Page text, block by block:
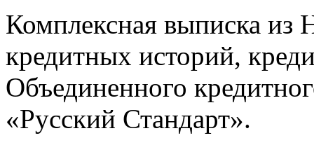
Комплексная выписка из
кредитных историй,
Объединенного
«Русский Стандарт».